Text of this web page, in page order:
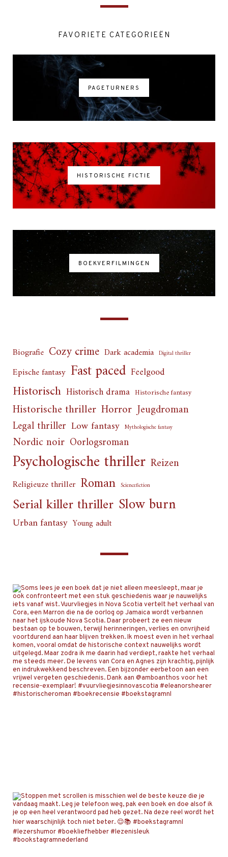
FAVORIETE CATEGORIEËN
PAGETURNERS
HISTORISCHE FICTIE
BOEKVERFILMINGEN
Biografie Cozy crime Dark academia Digital thriller
Epische fantasy Fast paced Feelgood
Historisch Historisch drama Historische fantasy
Historische thriller Horror Jeugdroman
Legal thriller Low fantasy Mythologische fantasy
Nordic noir Oorlogsroman
Psychologische thriller Reizen
Religieuze thriller Roman Sciencefiction
Serial killer thriller Slow burn
Urban fantasy Young adult